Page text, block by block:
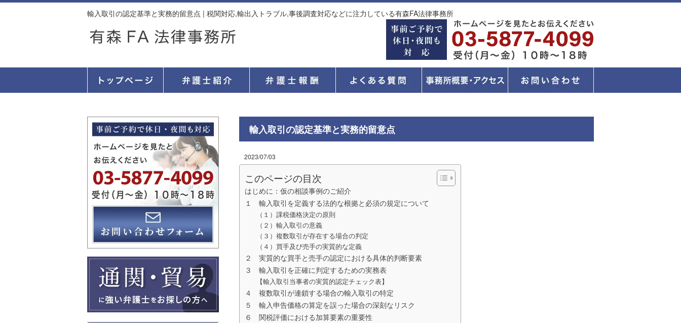
輸入取引の認定基準と実務的留意点 | 税関対応,輸出入トラブル,事後調査対応などに注力している有森FA法律事務所
輸入取引の認定基準と実務的留意点
2023/07/03
このページの目次
はじめに：仮の相談事例のご紹介
１ 輸入取引を定義する法的な根拠と必須の規定について
（１）課税価格決定の原則
（２）輸入取引の意義
（３）複数取引が存在する場合の判定
（４）買手及び売手の実質的な定義
２ 実質的な買手と売手の認定における具体的判断要素
３ 輸入取引を正確に判定するための実務表
【輸入取引当事者の実質的認定チェック表】
４ 複数取引が連鎖する場合の輸入取引の特定
５ 輸入申告価格の算定を誤った場合の深刻なリスク
６ 関税評価における加算要素の重要性